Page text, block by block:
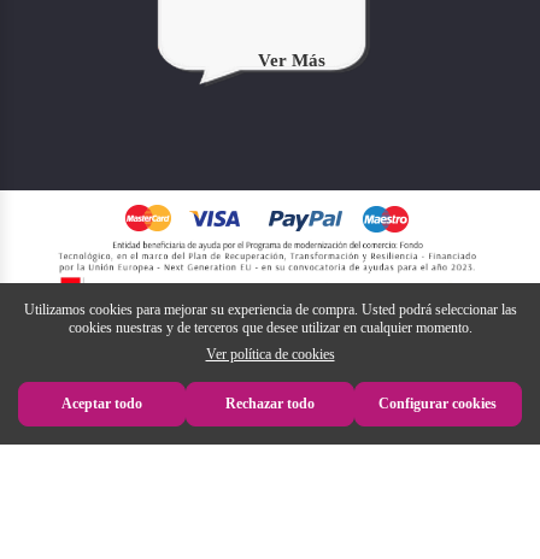
Ver Más
Utilizamos cookies para mejorar su experiencia de compra. Usted podrá seleccionar las
cookies nuestras y de terceros que desee utilizar en cualquier momento.
Ver política de cookies
Aceptar todo Rechazar todo Configurar cookies